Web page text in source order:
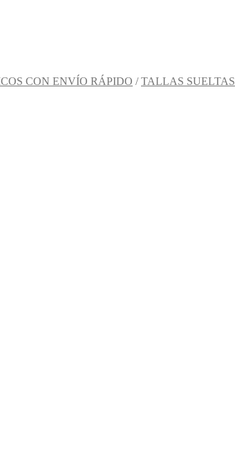
CON ENVÍO RÁPIDO /TALLAS SUELTAS